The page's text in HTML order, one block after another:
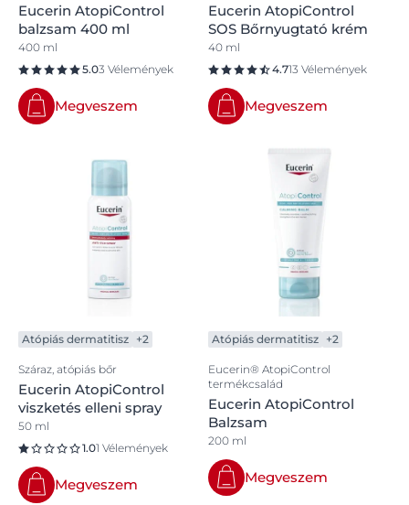
Eucerin AtopiControl
balzsam 400 ml
400 ml
5.03 Vélemények
Megveszem
Eucerin AtopiControl
SOS Bőrnyugtató krém
40 ml
4.713 Vélemények
Megveszem
Atópiás dermatitisz +2
Száraz, atópiás bőr
Eucerin AtopiControl
viszketés elleni spray
50 ml
1.01 Vélemények
Megveszem
Atópiás dermatitisz +2
Eucerin® AtopiControl
termékcsalád
Eucerin AtopiControl
Balzsam
200 ml
Megveszem